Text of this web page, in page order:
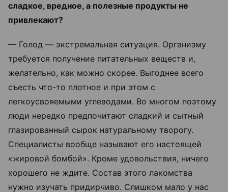
сладкое, вредное, а полезные продукты не
привлекают?
— Голод — экстремальная ситуация. Организму
требуется получение питательных веществ и,
желательно, как можно скорее. Выгоднее всего
съесть что-то плотное и при этом с
легкоусвояемыми углеводами. Во многом поэтому
люди нередко предпочитают сладкий и сытный
глазированный сырок натуральному творогу.
Специалисты вообще называют его настоящей
«жировой бомбой». Кроме удовольствия, ничего
хорошего не ждите. Состав этого лакомства
нужно изучать придирчиво. Слишком мало у нас